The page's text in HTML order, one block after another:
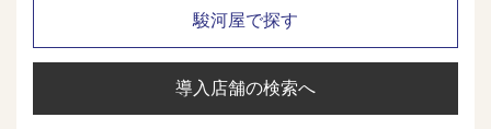
駿河屋で探す
導入店舗の検索へ